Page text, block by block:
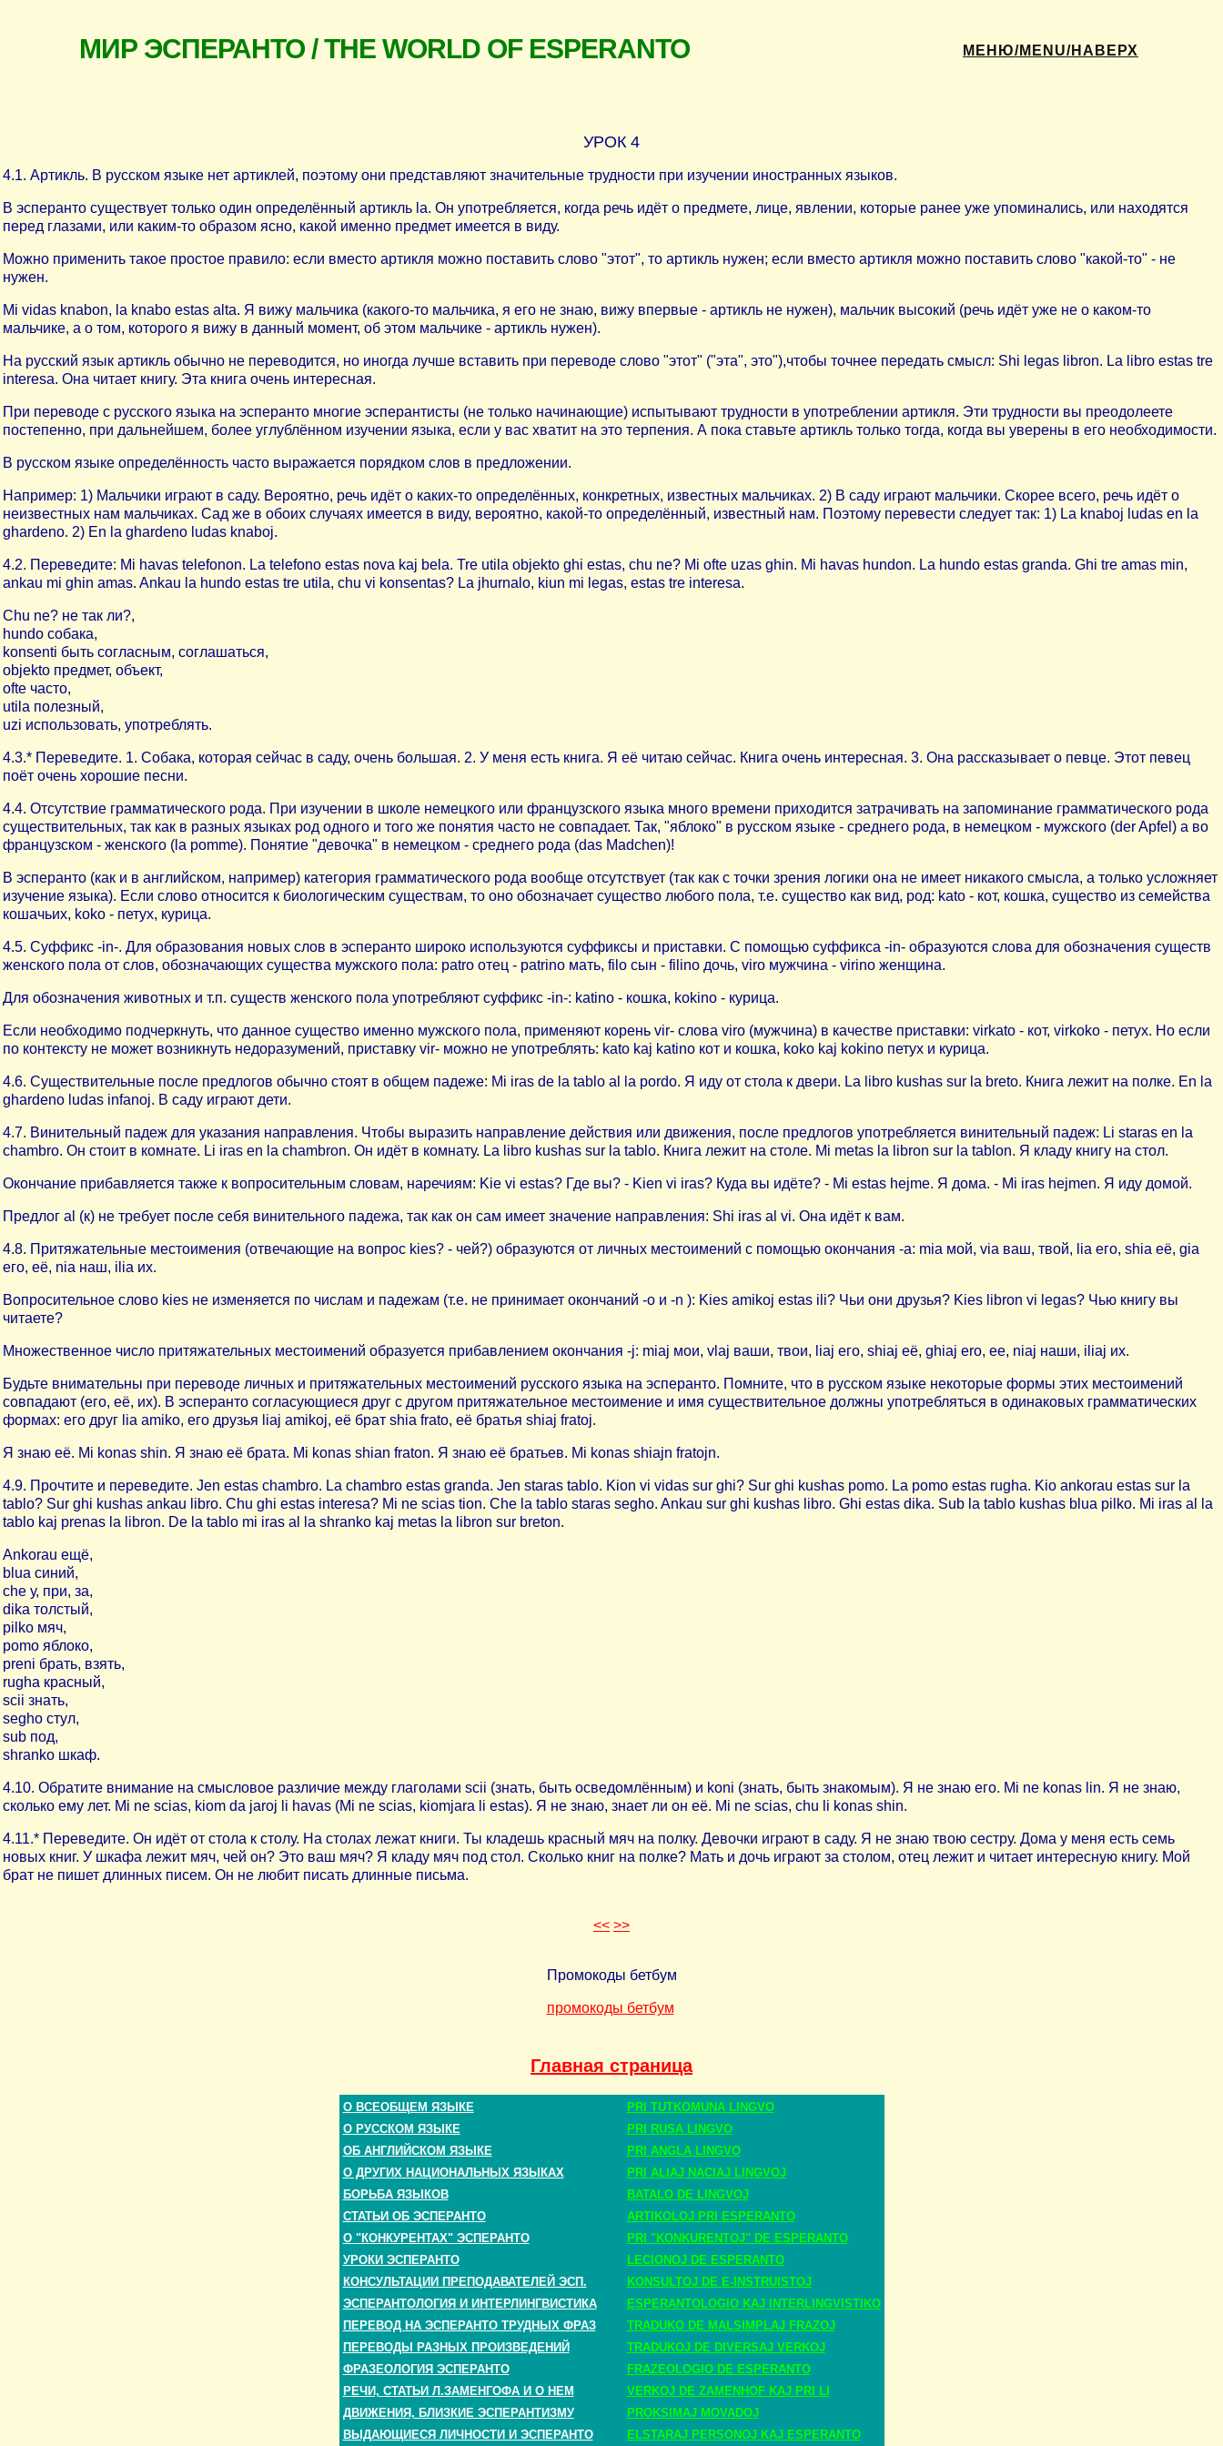
МИР ЭСПЕРАНТО / THE WORLD OF ESPERANTO МЕНЮ/MENU/НАВЕРХ
УРОК 4
4.1. Артикль. В русском языке нет артиклей, поэтому они представляют значительные трудности при изучении иностранных языков.
В эсперанто существует только один определённый артикль la. Он употребляется, когда речь идёт о предмете, лице, явлении, которые ранее уже упоминались, или находятся
перед глазами, или каким-то образом ясно, какой именно предмет имеется в виду.
Можно применить такое простое правило: если вместо артикля можно поставить слово "этот", то артикль нужен; если вместо артикля можно поставить слово "какой-то" - не
нужен.
Mi vidas knabon, la knabo estas alta. Я вижу мальчика (какого-то мальчика, я его не знаю, вижу впервые - артикль не нужен), мальчик высокий (речь идёт уже не о каком-то
мальчике, а о том, которого я вижу в данный момент, об этом мальчике - артикль нужен).
На русский язык артикль обычно не переводится, но иногда лучше вставить при переводе слово "этот" ("эта", это"),чтобы точнее передать смысл: Shi legas libron. La libro estas tre
interesa. Она читает книгу. Эта книга очень интересная.
При переводе с русского языка на эсперанто многие эсперантисты (не только начинающие) испытывают трудности в употреблении артикля. Эти трудности вы преодолеете
постепенно, при дальнейшем, более углублённом изучении языка, если у вас хватит на это терпения. А пока ставьте артикль только тогда, когда вы уверены в его необходимости.
В русском языке определённость часто выражается порядком слов в предложении.
Например: 1) Мальчики играют в саду. Вероятно, речь идёт о каких-то определённых, конкретных, известных мальчиках. 2) В саду играют мальчики. Скорее всего, речь идёт о
неизвестных нам мальчиках. Сад же в обоих случаях имеется в виду, вероятно, какой-то определённый, известный нам. Поэтому перевести следует так: 1) La knaboj ludas en la
ghardeno. 2) En la ghardeno ludas knaboj.
4.2. Переведите: Mi havas telefonon. La telefono estas nova kaj bela. Tre utila objekto ghi estas, chu ne? Mi ofte uzas ghin. Mi havas hundon. La hundo estas granda. Ghi tre amas min,
ankau mi ghin amas. Ankau la hundo estas tre utila, chu vi konsentas? La jhurnalo, kiun mi legas, estas tre interesa.
Chu ne? не так ли?,
hundo собака,
konsenti быть согласным, соглашаться,
objekto предмет, объект,
ofte часто,
utila полезный,
uzi использовать, употреблять.
4.3.* Переведите. 1. Собака, которая сейчас в саду, очень большая. 2. У меня есть книга. Я её читаю сейчас. Книга очень интересная. 3. Она рассказывает о певце. Этот певец
поёт очень хорошие песни.
4.4. Отсутствие грамматического рода. При изучении в школе немецкого или французского языка много времени приходится затрачивать на запоминание грамматического рода
существительных, так как в разных языках род одного и того же понятия часто не совпадает. Так, "яблоко" в русском языке - среднего рода, в немецком - мужского (der Apfel) а во
французском - женского (la pomme). Понятие "девочка" в немецком - среднего рода (das Madchen)!
В эсперанто (как и в английском, например) категория грамматического рода вообще отсутствует (так как с точки зрения логики она не имеет никакого смысла, а только усложняет
изучение языка). Если слово относится к биологическим существам, то оно обозначает существо любого пола, т.е. существо как вид, род: kato - кот, кошка, существо из семейства
кошачьих, koko - петух, курица.
4.5. Суффикс -in-. Для образования новых слов в эсперанто широко используются суффиксы и приставки. С помощью суффикса -in- образуются слова для обозначения существ
женского пола от слов, обозначающих существа мужского пола: patro отец - patrino мать, filo сын - filino дочь, viro мужчина - virino женщина.
Для обозначения животных и т.п. существ женского пола употребляют суффикс -in-: katino - кошка, kokino - курица.
Если необходимо подчеркнуть, что данное существо именно мужского пола, применяют корень vir- слова viro (мужчина) в качестве приставки: virkato - кот, virkoko - петух. Но если
по контексту не может возникнуть недоразумений, приставку vir- можно не употреблять: kato kaj katino кот и кошка, koko kaj kokino петух и курица.
4.6. Существительные после предлогов обычно стоят в общем падеже: Mi iras de la tablo al la pordo. Я иду от стола к двери. La libro kushas sur la breto. Книга лежит на полке. En la
ghardeno ludas infanoj. В саду играют дети.
4.7. Винительный падеж для указания направления. Чтобы выразить направление действия или движения, после предлогов употребляется винительный падеж: Li staras en la
chambro. Он стоит в комнате. Li iras en la chambron. Он идёт в комнату. La libro kushas sur la tablo. Книга лежит на столе. Mi metas la libron sur la tablon. Я кладу книгу на стол.
Окончание прибавляется также к вопросительным словам, наречиям: Kie vi estas? Где вы? - Kien vi iras? Куда вы идёте? - Mi estas hejme. Я дома. - Mi iras hejmen. Я иду домой.
Предлог al (к) не требует после себя винительного падежа, так как он сам имеет значение направления: Shi iras al vi. Она идёт к вам.
4.8. Притяжательные местоимения (отвечающие на вопрос kies? - чей?) образуются от личных местоимений с помощью окончания -а: mia мой, via ваш, твой, lia его, shia её, gia
его, её, nia наш, ilia их.
Вопросительное слово kies не изменяется по числам и падежам (т.е. не принимает окончаний -о и -n ): Kies amikoj estas ili? Чьи они друзья? Kies libron vi legas? Чью книгу вы
читаете?
Множественное число притяжательных местоимений образуется прибавлением окончания -j: miaj мои, vlaj ваши, твои, liaj его, shiaj её, ghiaj ero, ee, niaj наши, iliaj их.
Будьте внимательны при переводе личных и притяжательных местоимений русского языка на эсперанто. Помните, что в русском языке некоторые формы этих местоимений
совпадают (его, её, их). В эсперанто согласующиеся друг с другом притяжательное местоимение и имя существительное должны употребляться в одинаковых грамматических
формах: его друг lia amiko, его друзья liaj amikoj, её брат shia frato, её братья shiaj fratoj.
Я знаю её. Mi konas shin. Я знаю её брата. Mi konas shian fraton. Я знаю её братьев. Mi konas shiajn fratojn.
4.9. Прочтите и переведите. Jen estas chambro. La chambro estas granda. Jen staras tablo. Kion vi vidas sur ghi? Sur ghi kushas pomo. La pomo estas rugha. Kio ankorau estas sur la
tablo? Sur ghi kushas ankau libro. Chu ghi estas interesa? Mi ne scias tion. Che la tablo staras segho. Ankau sur ghi kushas libro. Ghi estas dika. Sub la tablo kushas blua pilko. Mi iras al la
tablo kaj prenas la libron. De la tablo mi iras al la shranko kaj metas la libron sur breton.
Ankorau ещё,
blua синий,
che у, при, за,
dika толстый,
pilko мяч,
pomo яблоко,
preni брать, взять,
rugha красный,
scii знать,
segho стул,
sub под,
shranko шкаф.
4.10. Обратите внимание на смысловое различие между глаголами scii (знать, быть осведомлённым) и koni (знать, быть знакомым). Я не знаю его. Mi ne konas lin. Я не знаю,
сколько ему лет. Mi ne scias, kiom da jaroj li havas (Mi ne scias, kiomjara li estas). Я не знаю, знает ли он её. Mi ne scias, chu li konas shin.
4.11.* Переведите. Он идёт от стола к столу. На столах лежат книги. Ты кладешь красный мяч на полку. Девочки играют в саду. Я не знаю твою сестру. Дома у меня есть семь
новых книг. У шкафа лежит мяч, чей он? Это ваш мяч? Я кладу мяч под стол. Сколько книг на полке? Мать и дочь играют за столом, отец лежит и читает интересную книгу. Мой
брат не пишет длинных писем. Он не любит писать длинные письма.
<< >>
Промокоды бетбум
промокоды бетбум
Главная страница
О ВСЕОБЩЕМ ЯЗЫКЕ
PRI TUTKOMUNA LINGVO
О РУССКОМ ЯЗЫКЕ
PRI RUSA LINGVO
ОБ АНГЛИЙСКОМ ЯЗЫКЕ
PRI ANGLA LINGVO
О ДРУГИХ НАЦИОНАЛЬНЫХ ЯЗЫКАХ
PRI ALIAJ NACIAJ LINGVOJ
БОРЬБА ЯЗЫКОВ
BATALO DE LINGVOJ
СТАТЬИ ОБ ЭСПЕРАНТО
ARTIKOLOJ PRI ESPERANTO
О "КОНКУРЕНТАХ" ЭСПЕРАНТО
PRI "KONKURENTOJ" DE ESPERANTO
УРОКИ ЭСПЕРАНТО
LECIONOJ DE ESPERANTO
КОНСУЛЬТАЦИИ ПРЕПОДАВАТЕЛЕЙ ЭСП.
KONSULTOJ DE E-INSTRUISTOJ
ЭСПЕРАНТОЛОГИЯ И ИНТЕРЛИНГВИСТИКА
ESPERANTOLOGIO KAJ INTERLINGVISTIKO
ПЕРЕВОД НА ЭСПЕРАНТО ТРУДНЫХ ФРАЗ
TRADUKO DE MALSIMPLAJ FRAZOJ
ПЕРЕВОДЫ РАЗНЫХ ПРОИЗВЕДЕНИЙ
TRADUKOJ DE DIVERSAJ VERKOJ
ФРАЗЕОЛОГИЯ ЭСПЕРАНТО
FRAZEOLOGIO DE ESPERANTO
РЕЧИ, СТАТЬИ Л.ЗАМЕНГОФА И О НЕМ
VERKOJ DE ZAMENHOF KAJ PRI LI
ДВИЖЕНИЯ, БЛИЗКИЕ ЭСПЕРАНТИЗМУ
PROKSIMAJ MOVADOJ
ВЫДАЮЩИЕСЯ ЛИЧНОСТИ И ЭСПЕРАНТО
ELSTARAJ PERSONOJ KAJ ESPERANTO